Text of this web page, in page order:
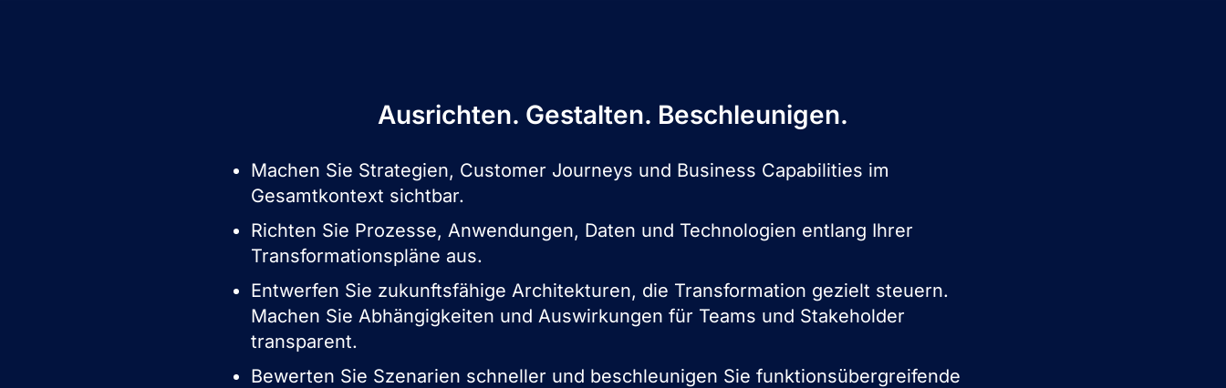
Ausrichten. Gestalten. Beschleunigen.
Machen Sie Strategien, Customer Journeys und Business Capabilities im
Gesamtkontext sichtbar.
Richten Sie Prozesse, Anwendungen, Daten und Technologien entlang Ihrer
Transformationspläne aus.
Entwerfen Sie zukunftsfähige Architekturen, die Transformation gezielt steuern.
Machen Sie Abhängigkeiten und Auswirkungen für Teams und Stakeholder
transparent.
Bewerten Sie Szenarien schneller und beschleunigen Sie funktionsübergreifende